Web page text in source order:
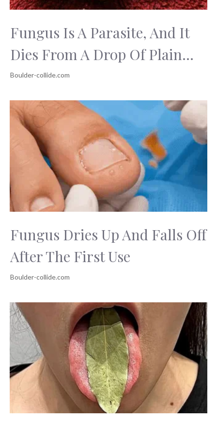
Fungus Is A Parasite, And It
Dies From A Drop Of Plain...
Fungus Dries Up And Falls Off
After The First Use